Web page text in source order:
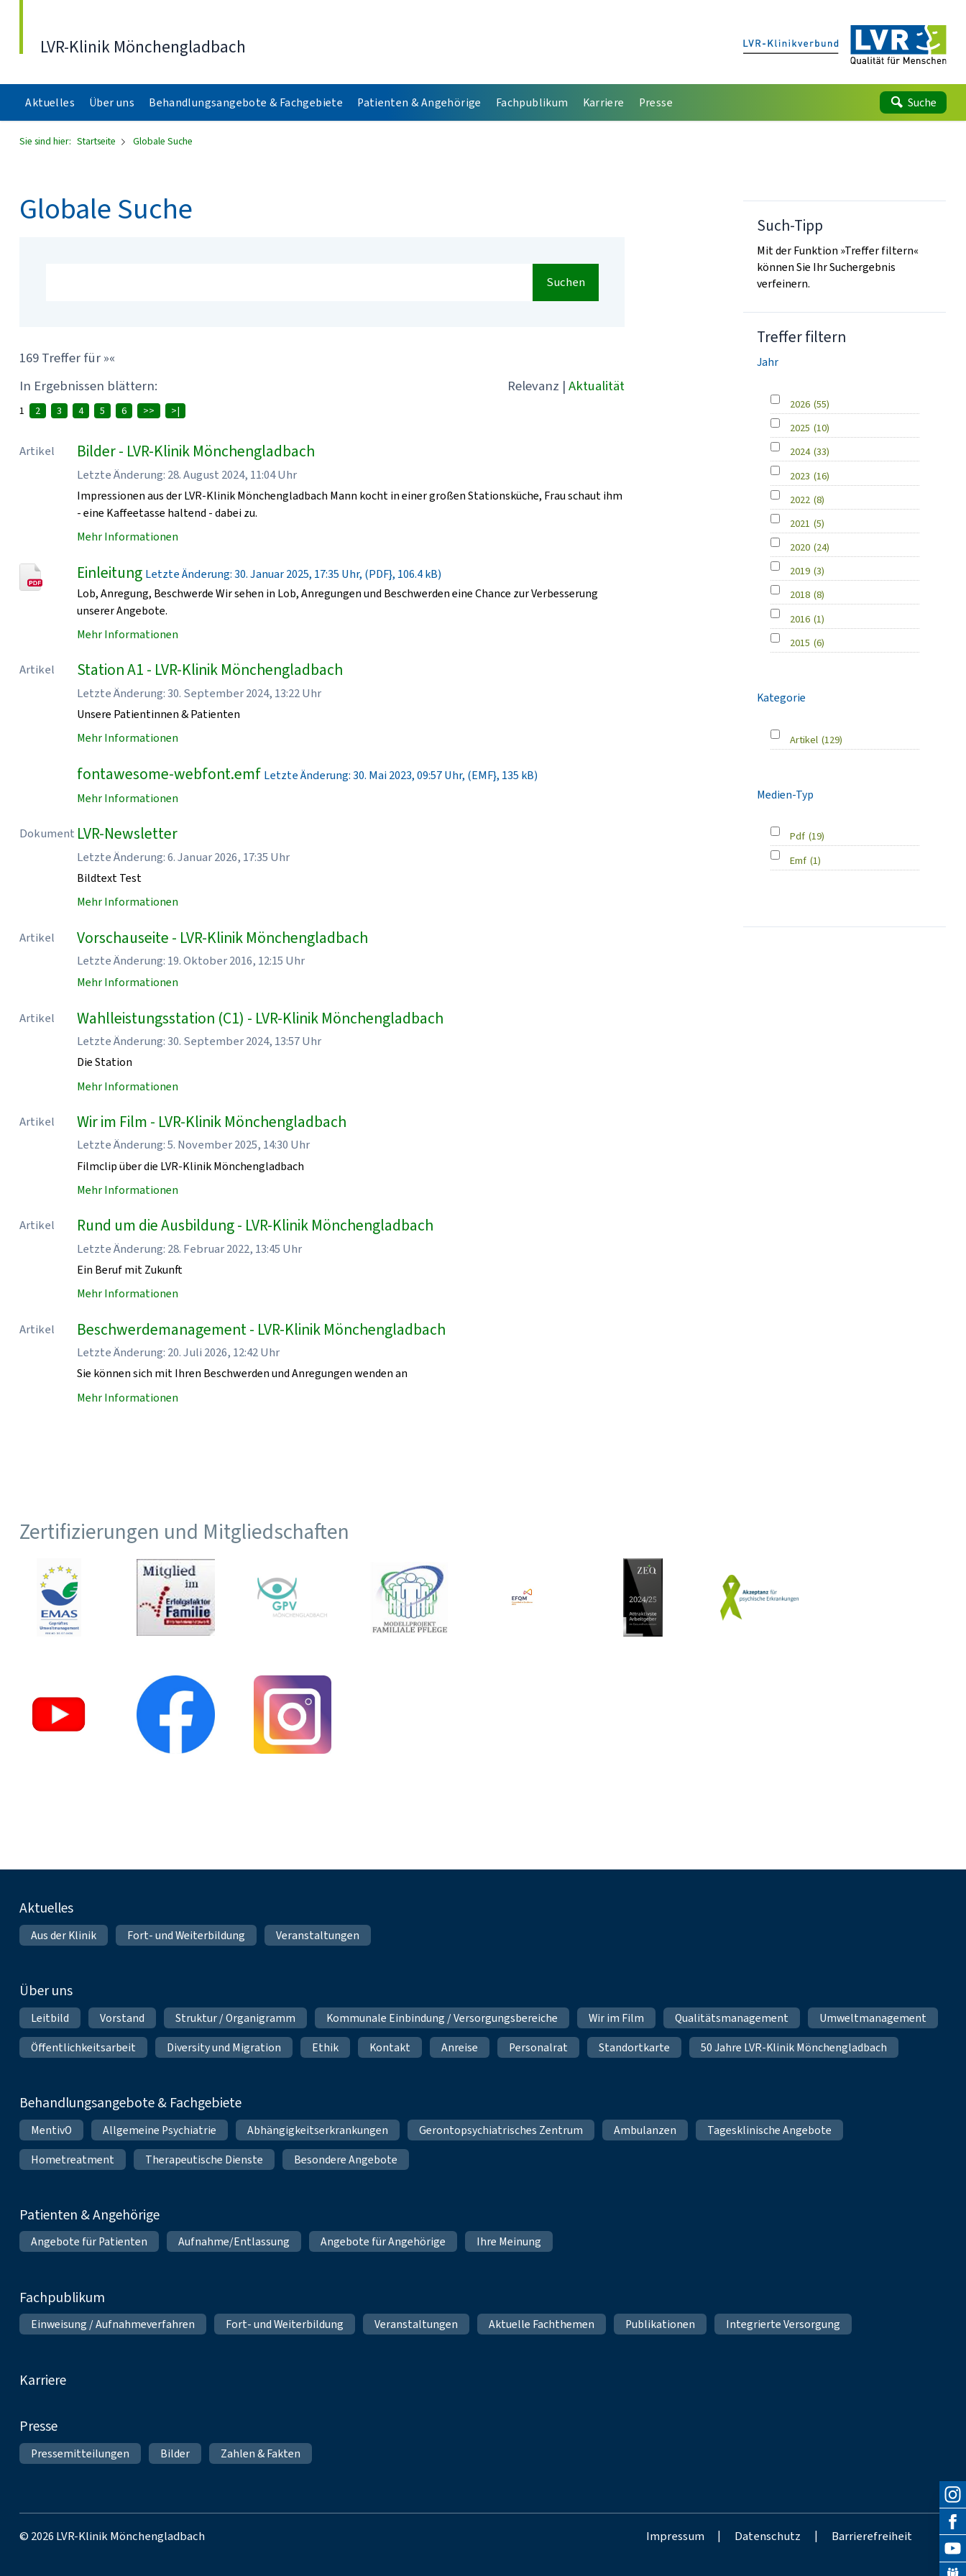
LVR-Klinik Mönchengladbach
Aktuelles Über uns Behandlungsangebote & Fachgebiete Patienten & Angehörige Fachpublikum Karriere Presse Suche
Sie sind hier: Startseite Globale Suche
Globale Suche
Suchen
169 Treffer für »«
In Ergebnissen blättern:
Relevanz | Aktualität
1 2 3 4 5 6 >> >|
Artikel Bilder - LVR-Klinik Mönchengladbach
Letzte Änderung: 28. August 2024, 11:04 Uhr
Impressionen aus der LVR-Klinik Mönchengladbach Mann kocht in einer großen Stationsküche, Frau schaut ihm
- eine Kaffeetasse haltend - dabei zu.
Mehr Informationen
Einleitung Letzte Änderung: 30. Januar 2025, 17:35 Uhr, (PDF}, 106.4 kB)
Lob, Anregung, Beschwerde Wir sehen in Lob, Anregungen und Beschwerden eine Chance zur Verbesserung
unserer Angebote.
Mehr Informationen
Artikel Station A1 - LVR-Klinik Mönchengladbach
Letzte Änderung: 30. September 2024, 13:22 Uhr
Unsere Patientinnen & Patienten
Mehr Informationen
fontawesome-webfont.emf Letzte Änderung: 30. Mai 2023, 09:57 Uhr, (EMF}, 135 kB)
Mehr Informationen
Dokument LVR-Newsletter
Letzte Änderung: 6. Januar 2026, 17:35 Uhr
Bildtext Test
Mehr Informationen
Artikel Vorschauseite - LVR-Klinik Mönchengladbach
Letzte Änderung: 19. Oktober 2016, 12:15 Uhr
Mehr Informationen
Artikel Wahlleistungsstation (C1) - LVR-Klinik Mönchengladbach
Letzte Änderung: 30. September 2024, 13:57 Uhr
Die Station
Mehr Informationen
Artikel Wir im Film - LVR-Klinik Mönchengladbach
Letzte Änderung: 5. November 2025, 14:30 Uhr
Filmclip über die LVR-Klinik Mönchengladbach
Mehr Informationen
Artikel Rund um die Ausbildung - LVR-Klinik Mönchengladbach
Letzte Änderung: 28. Februar 2022, 13:45 Uhr
Ein Beruf mit Zukunft
Mehr Informationen
Artikel Beschwerdemanagement - LVR-Klinik Mönchengladbach
Letzte Änderung: 20. Juli 2026, 12:42 Uhr
Sie können sich mit Ihren Beschwerden und Anregungen wenden an
Mehr Informationen
Such-Tipp
Mit der Funktion »Treffer filtern«
können Sie Ihr Suchergebnis
verfeinern.
Treffer filtern
Jahr
2026 (55)
2025 (10)
2024 (33)
2023 (16)
2022 (8)
2021 (5)
2020 (24)
2019 (3)
2018 (8)
2016 (1)
2015 (6)
Kategorie
Artikel (129)
Medien-Typ
Pdf (19)
Emf (1)
Zertifizierungen und Mitgliedschaften
Fußnavigation
Aktuelles
Aus der Klinik Fort- und Weiterbildung Veranstaltungen
Über uns
Leitbild Vorstand Struktur / Organigramm Kommunale Einbindung / Versorgungsbereiche Wir im Film Qualitätsmanagement
Umweltmanagement
Öffentlichkeitsarbeit
Diversity und Migration Ethik Kontakt Anreise Personalrat Standortkarte 50 Jahre LVR-Klinik Mönchengladbach
Behandlungsangebote & Fachgebiete
MentivO Allgemeine Psychiatrie Abhängigkeitserkrankungen Gerontopsychiatrisches Zentrum Ambulanzen
Tagesklinische Angebote
Hometreatment
Therapeutische Dienste Besondere Angebote
Patienten & Angehörige
Angebote für Patienten Aufnahme/Entlassung Angebote für Angehörige Ihre Meinung
Fachpublikum
Einweisung / Aufnahmeverfahren Fort- und Weiterbildung Veranstaltungen Aktuelle Fachthemen Publikationen Integrierte Versorgung
Karriere
Presse
Pressemitteilungen Bilder Zahlen & Fakten
© 2026 LVR-Klinik Mönchengladbach Impressum | Datenschutz | Barrierefreiheit